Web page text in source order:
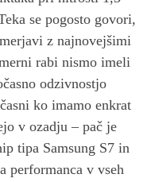
se pogosto govori,
z najnovejšimi
rabi nismo imeli
odzivnostjo
ko imamo enkrat
v ozadju – pač je
tipa Samsung S7 in
performanca v vseh